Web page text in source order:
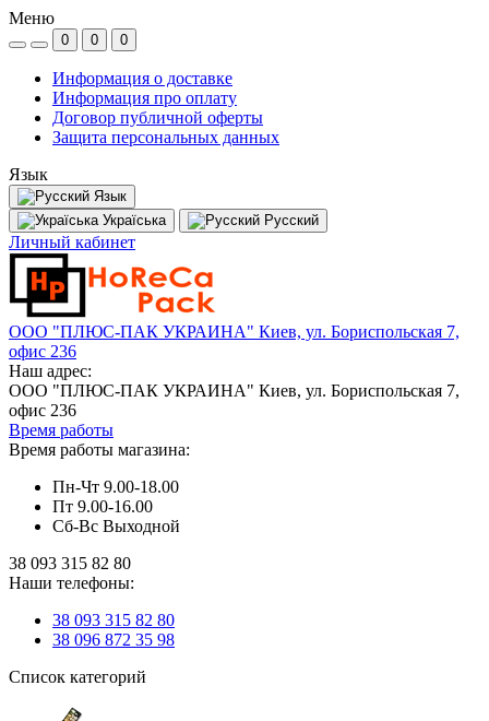
Меню
0 0 0
Информация о доставке
Информация про оплату
Договор публичной оферты
Защита персональных данных
Язык
Язык
Україська
Русский
Личный кабинет
ООО "ПЛЮС-ПАК УКРАИНА" Киев, ул. Бориспольская 7,
офис 236
Наш адрес:
ООО "ПЛЮС-ПАК УКРАИНА" Киев, ул. Бориспольская 7,
офис 236
Время работы
Время работы магазина:
Пн-Чт 9.00-18.00
Пт 9.00-16.00
Сб-Вс Выходной
38 093 315 82 80
Наши телефоны:
38 093 315 82 80
38 096 872 35 98
Список категорий